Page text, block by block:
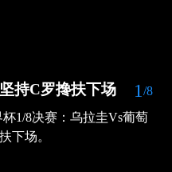
1/8
持C罗搀扶下场
1/8决赛：乌拉圭Vs葡萄
下场。